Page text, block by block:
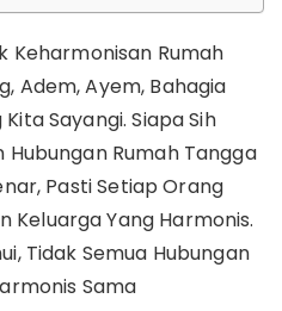
Keharmonisan Rumah
Adem, Ayem, Bahagia
Sayangi. Siapa Sih
Hubungan Rumah Tangga
Pasti Setiap Orang
Keluarga Yang Harmonis.
Tidak Semua Hubungan
Sama